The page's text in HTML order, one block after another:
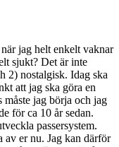
jag helt enkelt vaknar
sjukt? Det är inte
2) nostalgisk. Idag ska
att jag ska göra en
måste jag börja och jag
för ca 10 år sedan.
passersystem.
av er nu. Jag kan därför